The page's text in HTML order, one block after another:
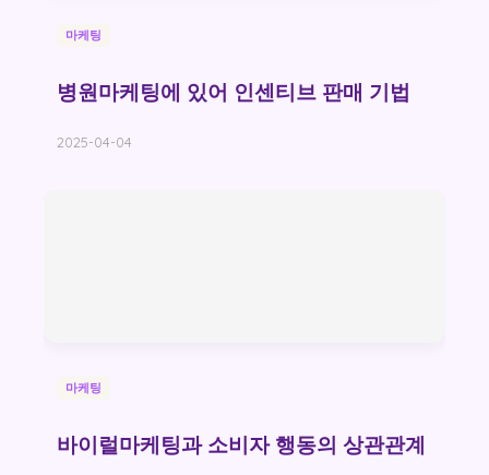
마케팅
병원마케팅에 있어 인센티브 판매 기법
2025-04-04
마케팅
바이럴마케팅과 소비자 행동의 상관관계